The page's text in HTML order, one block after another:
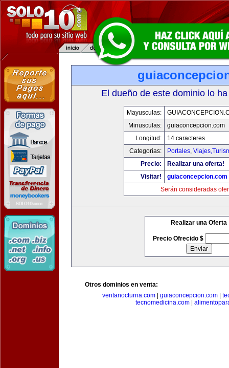
El dueño de este dominio lo
Mayusculas:
Minusculas:
guiaconcepcion.com
Longitud:
14 caracteres
Categorias:
Portales,
Precio:
Realizar una oferta!
Visitar!
guiaconcepcion.com
Serán consideradas
Realizar una Oferta
Precio Ofrecido $
Otros dominios en venta:
ventanocturna.com| guiaconcepcion.com|
tecnomedicina.com|